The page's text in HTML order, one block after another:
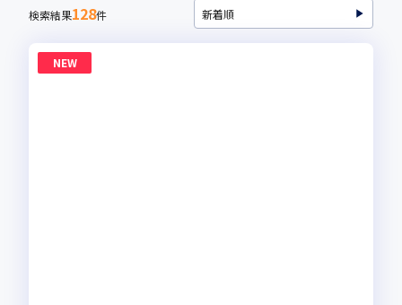
検索結果128件
NEW